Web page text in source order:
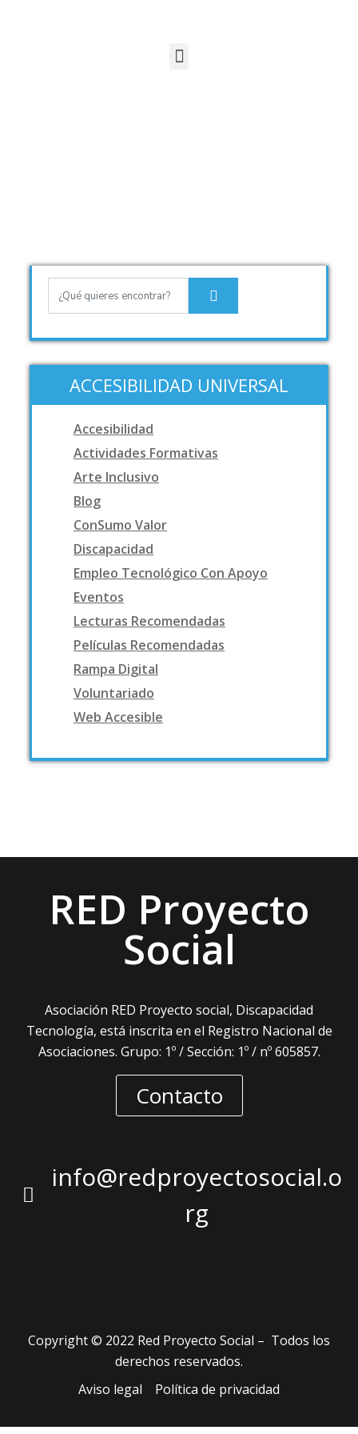
ACCESIBILIDAD UNIVERSAL
Accesibilidad
Actividades Formativas
Arte Inclusivo
Blog
ConSumo Valor
Discapacidad
Empleo Tecnológico Con Apoyo
Eventos
Lecturas Recomendadas
Películas Recomendadas
Rampa Digital
Voluntariado
Web Accesible
RED Proyecto
Social
Asociación RED Proyecto social, Discapacidad
Tecnología, está inscrita en el Registro Nacional de
Asociaciones. Grupo: 1º / Sección: 1º / nº 605857.
Contacto
info@redproyectosocial.o
rg
Copyright © 2022 Red Proyecto Social – Todos los
derechos reservados.
Aviso legal
Política de privacidad